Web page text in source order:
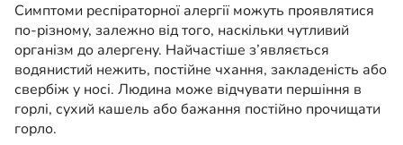
Симптоми респіраторної алергії можуть проявлятися
по-різному, залежно від того, наскільки чутливий
організм до алергену. Найчастіше з’являється
водянистий нежить, постійне чхання, закладеність або
свербіж у носі. Людина може відчувати першіння в
горлі, сухий кашель або бажання постійно прочищати
горло.